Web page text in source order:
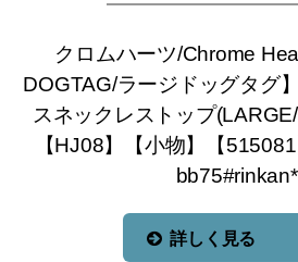
クロムハーツ/Chrome
DOGTAG/ラージドッグタグ
スネックレストップ
【HJ08】【小物】【
詳しく見る